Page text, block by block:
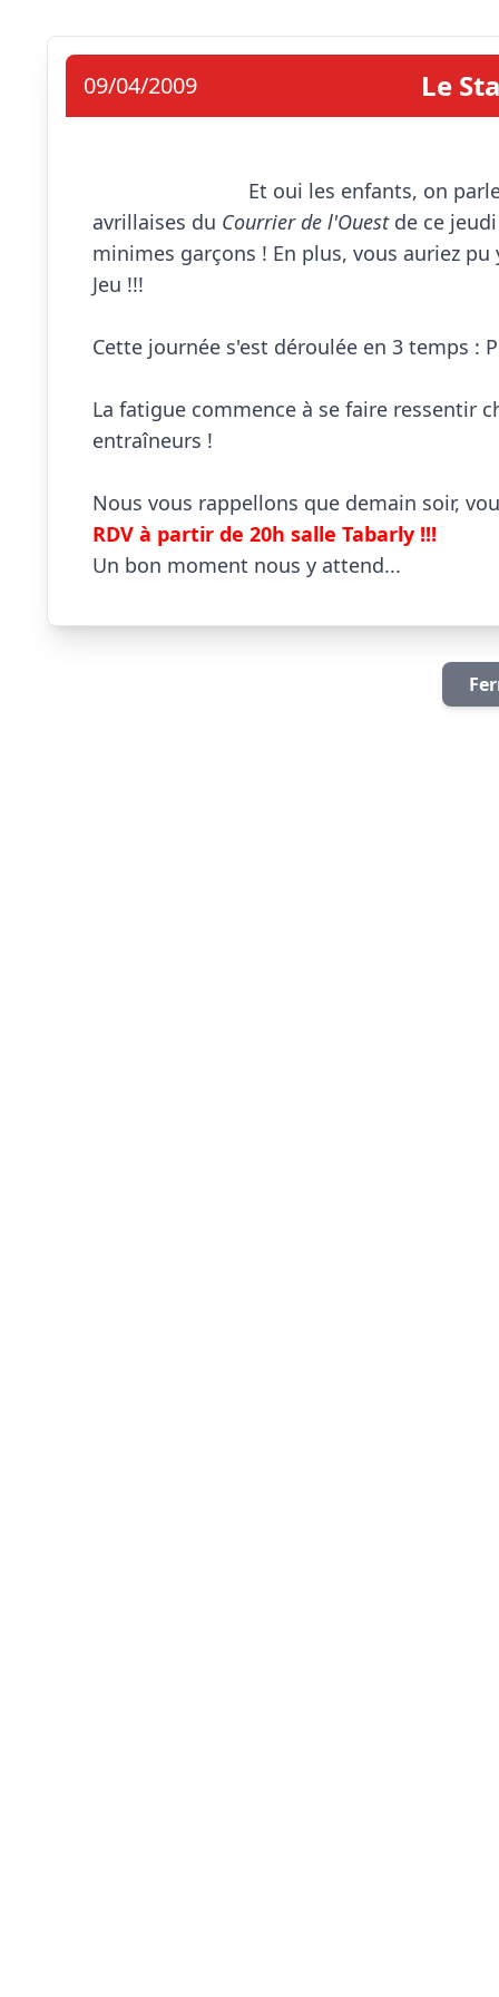
09/04/2009 Le
avrillaises du Courrier de l'Ouest de ce jeudi
minimes garçons ! En plus, vous auriez
Jeu !!!
Cette journée s'est déroulée en 3 temps :
La fatigue commence à se faire ressentir
entraîneurs !
RDV à partir de 20h salle Tabarly !!!
Un bon moment nous y